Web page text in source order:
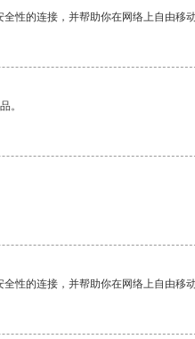
性的连接，并帮助你在网络上自由移动
。
性的连接，并帮助你在网络上自由移动